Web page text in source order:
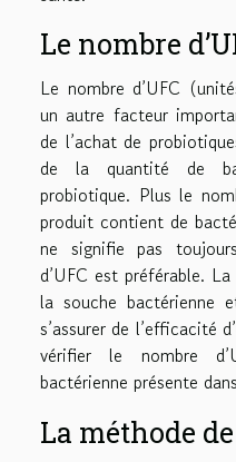
Le nombre
Le nombre d’UFC
un autre facteur
de l’achat de
de la quantité de
probiotique. Plus le
produit contient de
ne signifie pas
d’UFC est préférable.
la souche bactérienne
s’assurer de l’efficacité
vérifier le nombre
bactérienne présente
La méthode